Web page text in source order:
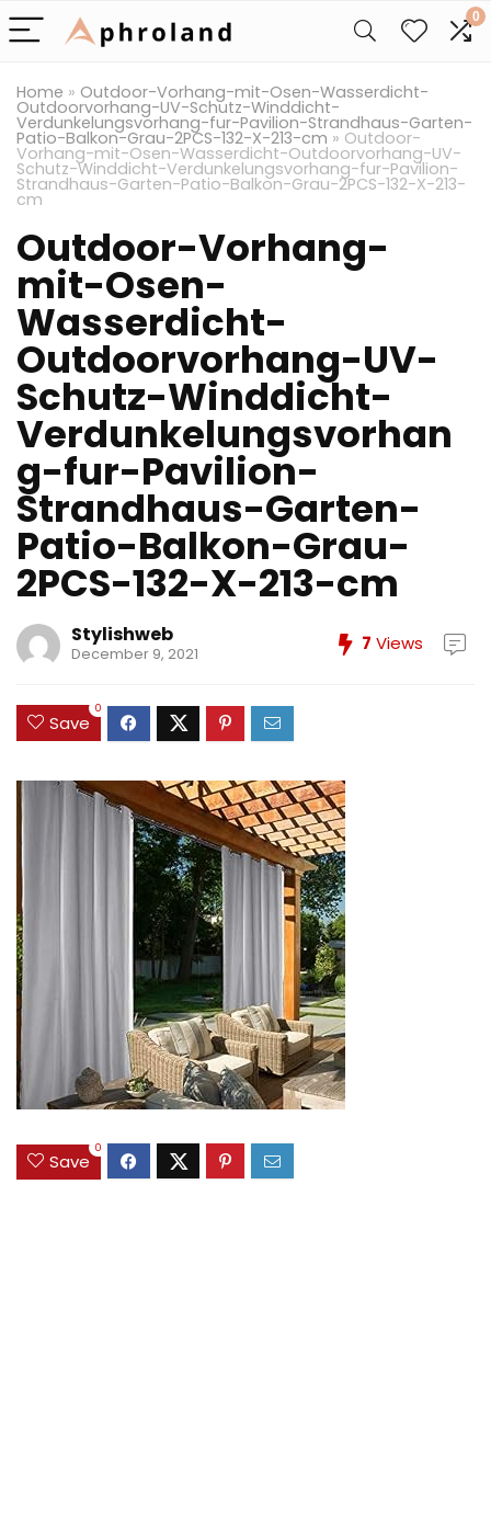
0
Home » Outdoor-Vorhang-mit-Osen-Wasserdicht-
Outdoorvorhang-UV-Schutz-Winddicht-
Verdunkelungsvorhang-fur-Pavilion-Strandhaus-Garten-
Patio-Balkon-Grau-2PCS-132-X-213-cm » Outdoor-
Vorhang-mit-Osen-Wasserdicht-Outdoorvorhang-UV-
Schutz-Winddicht-Verdunkelungsvorhang-fur-Pavilion-
Strandhaus-Garten-Patio-Balkon-Grau-2PCS-132-X-213-
cm
Outdoor-Vorhang-
mit-Osen-
Wasserdicht-
Outdoorvorhang-UV-
Schutz-Winddicht-
Verdunkelungsvorhan
g-fur-Pavilion-
Strandhaus-Garten-
Patio-Balkon-Grau-
2PCS-132-X-213-cm
Stylishweb
December 9, 2021 7 Views
Save
0
Save
0